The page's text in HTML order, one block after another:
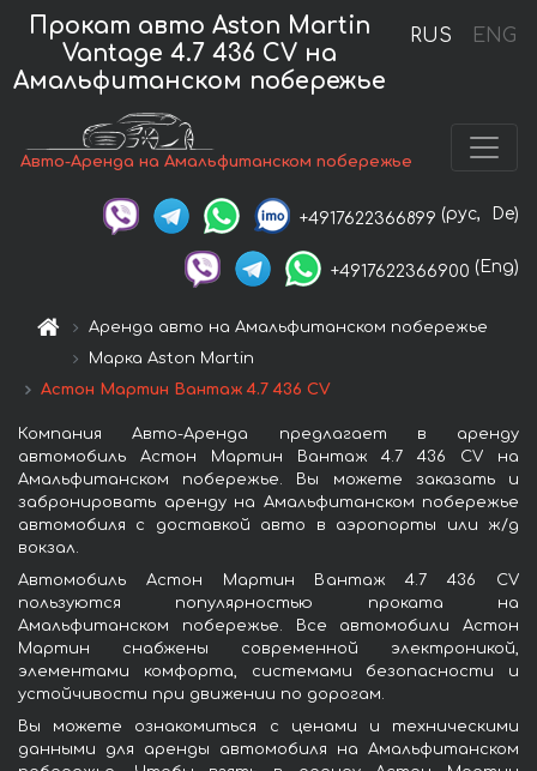
RUS ENG
Прокат авто Aston Martin
Vantage 4.7 436 CV на
Амальфитанском побережье
Авто-Аренда на Амальфитанском побережье
+4917622366899 (рус, De)
+4917622366900 (Eng)
Аренда авто на Амальфитанском побережье
Марка Aston Martin
Астон Мартин Вантаж 4.7 436 CV
Компания Авто-Аренда предлагает в аренду
автомобиль Астон Мартин Вантаж 4.7 436 CV на
Амальфитанском побережье. Вы можете заказать и
забронировать аренду на Амальфитанском побережье
автомобиля с доставкой авто в аэропорты или ж/д
вокзал.
Автомобиль Астон Мартин Вантаж 4.7 436 CV
пользуются популярностью проката на
Амальфитанском побережье. Все автомобили Астон
Мартин снабжены современной электроникой,
элементами комфорта, системами безопасности и
устойчивости при движении по дорогам.
Вы можете ознакомиться с ценами и техническими
данными для аренды автомобиля на Амальфитанском